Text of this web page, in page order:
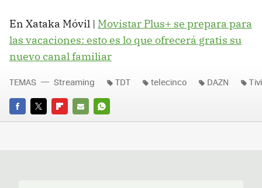
En Xataka Móvil | Movistar Plus+ se prepara para
las vacaciones: esto es lo que ofrecerá gratis su
nuevo canal familiar
FACEBOOK
TWITTERFLIPBOARD
E-
WHATSAPP
TEMAS Streaming TDT telecinco DAZN